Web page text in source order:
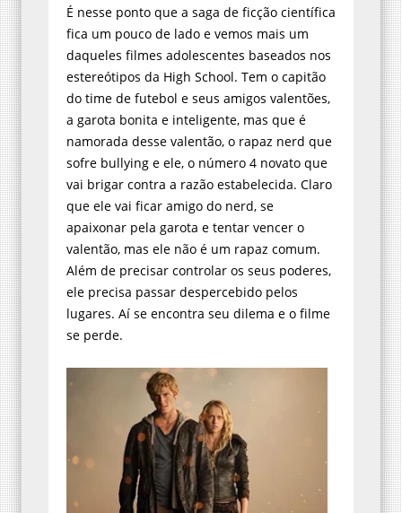
É nesse ponto que a saga de ficção científica
fica um pouco de lado e vemos mais um
daqueles filmes adolescentes baseados nos
estereótipos da High School. Tem o capitão
do time de futebol e seus amigos valentões,
a garota bonita e inteligente, mas que é
namorada desse valentão, o rapaz nerd que
sofre bullying e ele, o número 4 novato que
vai brigar contra a razão estabelecida. Claro
que ele vai ficar amigo do nerd, se
apaixonar pela garota e tentar vencer o
valentão, mas ele não é um rapaz comum.
Além de precisar controlar os seus poderes,
ele precisa passar despercebido pelos
lugares. Aí se encontra seu dilema e o filme
se perde.